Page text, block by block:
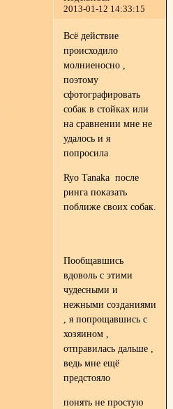
2013-01-12 14:33:15
Всё действие
происходило
молниеносно ,
поэтому
сфотографировать
собак в стойках или
на сравнении мне не
удалось и я
попросила
Ryo Tanaka после
ринга показать
поближе своих собак.
Пообщавшись
вдоволь с этими
чудесными и
нежными созданиями
, я попрощавшись с
хозяином ,
отправилась дальше ,
ведь мне ещё
предстояло
понять не простую